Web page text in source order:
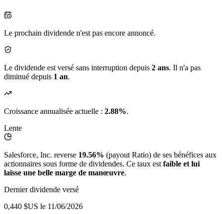
Le prochain dividende n'est pas encore annoncé.
Le dividende est versé sans interruption depuis 2 ans. Il n'a pas
diminué depuis 1 an.
Croissance annualisée actuelle : 2.88%.
Lente
Salesforce, Inc. reverse 19.56% (payout Ratio) de ses bénéfices aux
actionnaires sous forme de dividendes. Ce taux est faible et lui
laisse une belle marge de manœuvre.
Dernier dividende versé
0,440 $US le 11/06/2026